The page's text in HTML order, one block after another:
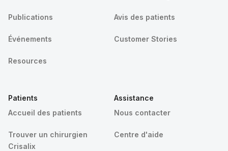
Publications
Événements
Resources
Avis des patients
Customer Stories
Patients
Accueil des patients
Trouver un chirurgien
Crisalix
Assistance
Nous contacter
Centre d'aide